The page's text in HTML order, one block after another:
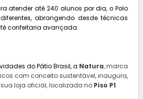
atender até 240 alunos por dia, o Polo
abrangendo desde técnicas
confeitaria avançada.
do Pátio Brasil, a Natura, marca
com conceito sustentável, inaugura,
loja oficial, localizada no Piso P1.